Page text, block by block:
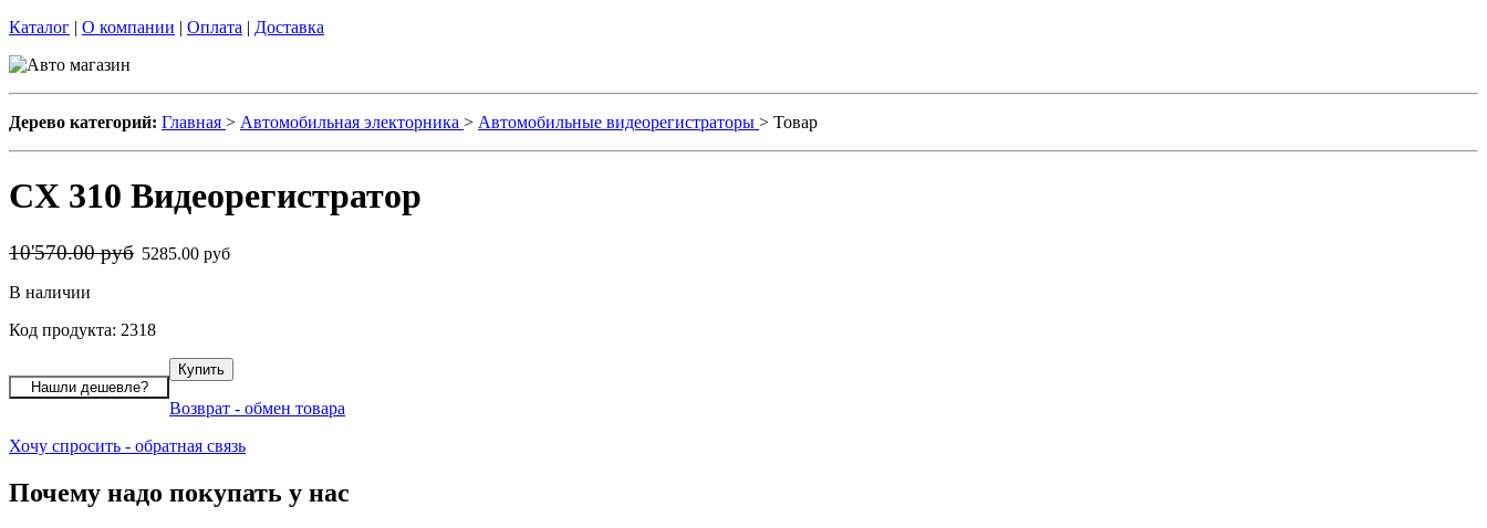
Каталог | О компании | Оплата | Доставка
Дерево категорий: Главная > Автомобильная электорника > Автомобильные видеорегистраторы > Товар
CX 310 Видеорегистратор
10'570.00 руб 5285.00 руб
В наличии
Код продукта: 2318
Возврат - обмен товара
Хочу спросить - обратная связь
Почему надо покупать у нас